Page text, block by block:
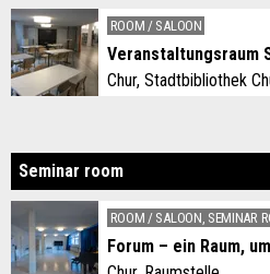
ROOM / SALOON
Veranstaltungsraum
Chur, Stadtbibliothek
Seminar room
ROOM / SALOON, SEMINAR